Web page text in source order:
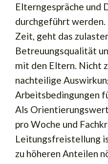
Elterngespräche und
durchgeführt
Zeit, geht das
Betreuungsqualität
mit den Eltern. Nicht
nachteilige
Arbeitsbedingungen
Als
pro Woche und
Leitungsfreistellung
zu höheren Anteilen